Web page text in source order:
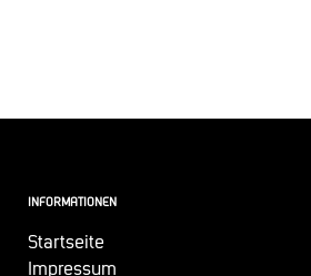
INFORMATIONEN
Startseite
Impressum